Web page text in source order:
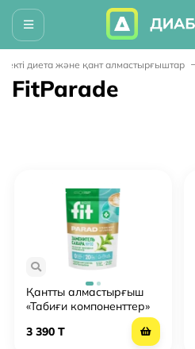
диета және қант алмастырғыштар
FitParade
Қантты алмастырғыш
«Табиғи компоненттер»
FitParad /FitParad № 10
3 390 T